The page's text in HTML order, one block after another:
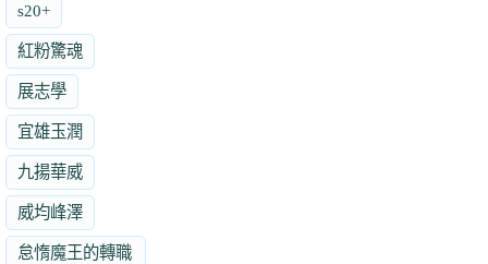
s20+
紅粉驚魂
展志學
宜雄玉潤
九揚華威
威均峰澤
怠惰魔王的轉職